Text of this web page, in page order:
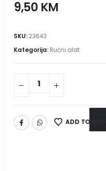
9,50 KM
SKU: 23643
Kategorija: Ručni alat
ADD TO